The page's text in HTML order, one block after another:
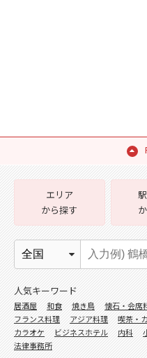
エリア
から探す
人気キーワード
居酒屋 和食 焼き鳥 懐石・会席
フランス料理
アジア料理 喫茶・
カラオケ
ビジネスホテル 内科
法律事務所